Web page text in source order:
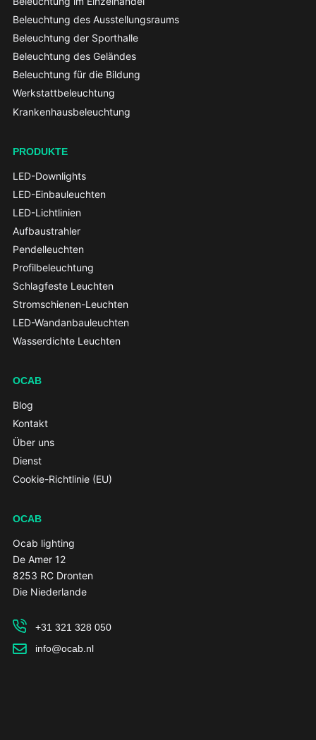
Beleuchtung des Ausstellungsraums
Beleuchtung der Sporthalle
Beleuchtung des Geländes
Beleuchtung für die Bildung
Werkstattbeleuchtung
Krankenhausbeleuchtung
PRODUKTE
LED-Downlights
LED-Einbauleuchten
LED-Lichtlinien
Aufbaustrahler
Pendelleuchten
Profilbeleuchtung
Schlagfeste Leuchten
Stromschienen-Leuchten
LED-Wandanbauleuchten
Wasserdichte Leuchten
OCAB
Blog
Kontakt
Über uns
Dienst
Cookie-Richtlinie (EU)
OCAB
Ocab lighting
De Amer 12
8253 RC Dronten
Die Niederlande
+31 321 328 050
info@ocab.nl